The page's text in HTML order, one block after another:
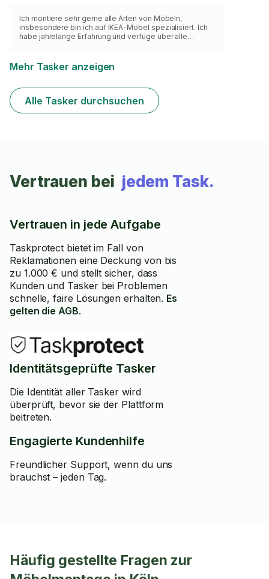
Ich montiere sehr gerne alle Arten von Möbeln,
insbesondere bin ich auf IKEA-Möbel spezialisiert. Ich
habe jahrelange Erfahrung und verfüge über alle
großer Sorgfalt und Präzision. Alle meine Kunden sind
sehr zufrieden.
Mehr Tasker anzeigen
Alle Tasker durchsuchen
Vertrauen bei jedem Task.
Vertrauen in jede Aufgabe
Taskprotect bietet im Fall von
Reklamationen eine Deckung von bis
zu 1.000 € und stellt sicher, dass
Kunden und Tasker bei Problemen
schnelle, faire Lösungen erhalten. Es
gelten die AGB.
Identitätsgeprüfte Tasker
Die Identität aller Tasker wird
überprüft, bevor sie der Plattform
beitreten.
Engagierte Kundenhilfe
Freundlicher Support, wenn du uns
brauchst – jeden Tag.
Häufig gestellte Fragen zur